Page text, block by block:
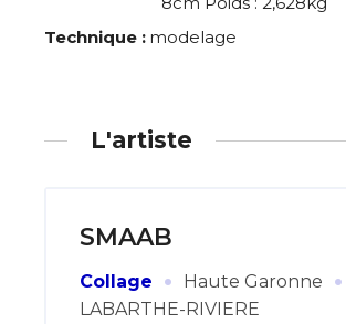
Technique : modelage
L'artiste
SMAAB
Collage · Haute Garonne ·
LABARTHE-RIVIERE